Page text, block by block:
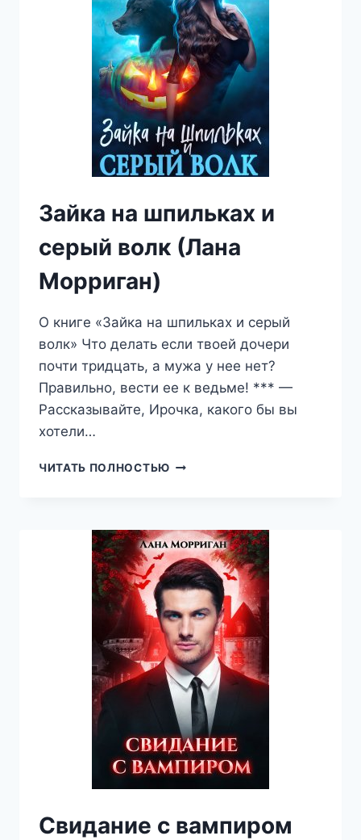
Зайка на шпильках и
серый волк (Лана
Морриган)
О книге «Зайка на шпильках и серый
волк» Что делать если твоей дочери
почти тридцать, а мужа у нее нет?
Правильно, вести ее к ведьме! *** —
Рассказывайте, Ирочка, какого бы вы
хотели…
ЧИТАТЬ ПОЛНОСТЬЮ ЗАЙКА
СЕРЫЙ
ВОЛК
(ЛАНА
МОРРИГАН)
Свидание с вампиром